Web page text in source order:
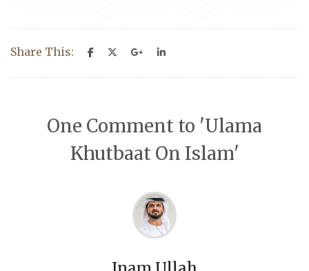
Share This:
One Comment to 'Ulama
Khutbaat On Islam'